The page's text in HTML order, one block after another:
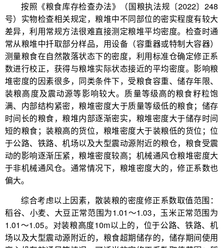
按照《粮食库存检查办法》（国粮执法规〔2022〕248
号）实物检查相关规定，粮堆中不同部位的密实程度有较大
差异，利用常规方法很难直接测定粮堆平均密度。检查时通
常从粮堆中扦取部分样品，用设备（容重器或特制大容器）
测量粮食在自然散落状态下的密度，利用标准仓确定修正系
数进行校正，获得与粮堆实际状态接近的平均密度。影响粮
堆密度的因素很多，同类条件下，受粮食容重、储存年限、
装粮高度及震动源等影响较大。质量等级高的粮食籽粒饱
满、内部结构紧密，粮堆密度大于质量等级低的粮食；储存
时间长的粮食，粮堆内部逐渐密实，粮堆密度大于储存时间
短的粮食；装粮高的货位，粮堆密度大于装粮低的货位；位
于公路、铁路、机场以及大型震动源附近的粮仓，粮食受震
动的影响逐渐压紧，粮堆密度较高；机械通风仓粮堆密度大
于非机械通风仓。通常情况下，粮堆密度大的，修正系数也
偏大。
综合考虑以上因素，散装粮的密度修正系数取值范围：
稻谷、小麦、大豆正常范围为1.01～1.03，玉米正常范围为
1.01～1.05。对装粮高度10m以上的，位于公路、铁路、机
场以及大型震动源附近的，粮食超期储存的，储存期间使用